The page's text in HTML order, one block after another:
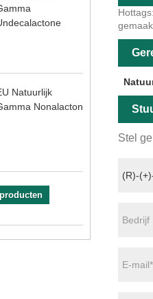
Natuurlijk
Nonalacton
Stel